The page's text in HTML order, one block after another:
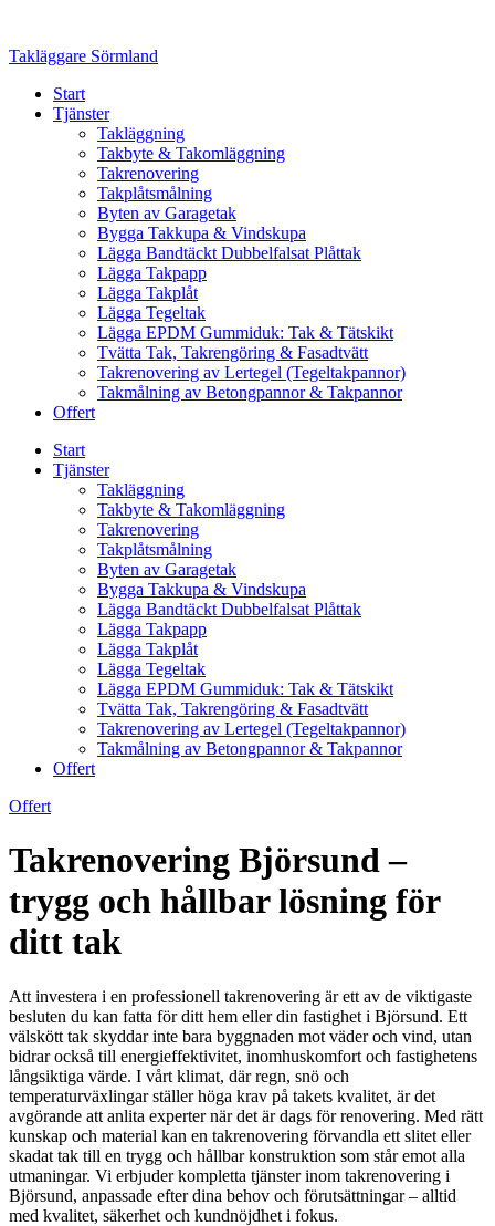
content
Takläggare Sörmland
Start
Tjänster
Takläggning
Takbyte & Takomläggning
Takrenovering
Takplåtsmålning
Byten av Garagetak
Bygga Takkupa & Vindskupa
Lägga Bandtäckt Dubbelfalsat Plåttak
Lägga Takpapp
Lägga Takplåt
Lägga Tegeltak
Lägga EPDM Gummiduk: Tak & Tätskikt
Tvätta Tak, Takrengöring & Fasadtvätt
Takrenovering av Lertegel (Tegeltakpannor)
Takmålning av Betongpannor & Takpannor
Offert
Start
Tjänster
Takläggning
Takbyte & Takomläggning
Takrenovering
Takplåtsmålning
Byten av Garagetak
Bygga Takkupa & Vindskupa
Lägga Bandtäckt Dubbelfalsat Plåttak
Lägga Takpapp
Lägga Takplåt
Lägga Tegeltak
Lägga EPDM Gummiduk: Tak & Tätskikt
Tvätta Tak, Takrengöring & Fasadtvätt
Takrenovering av Lertegel (Tegeltakpannor)
Takmålning av Betongpannor & Takpannor
Offert
Offert
Takrenovering Björsund –
trygg och hållbar lösning för
ditt tak
Att investera i en professionell takrenovering är ett av de viktigaste
besluten du kan fatta för ditt hem eller din fastighet i Björsund. Ett
välskött tak skyddar inte bara byggnaden mot väder och vind, utan
bidrar också till energieffektivitet, inomhuskomfort och fastighetens
långsiktiga värde. I vårt klimat, där regn, snö och
temperaturväxlingar ställer höga krav på takets kvalitet, är det
avgörande att anlita experter när det är dags för renovering. Med rätt
kunskap och material kan en takrenovering förvandla ett slitet eller
skadat tak till en trygg och hållbar konstruktion som står emot alla
utmaningar. Vi erbjuder kompletta tjänster inom takrenovering i
Björsund, anpassade efter dina behov och förutsättningar – alltid
med kvalitet, säkerhet och kundnöjdhet i fokus.